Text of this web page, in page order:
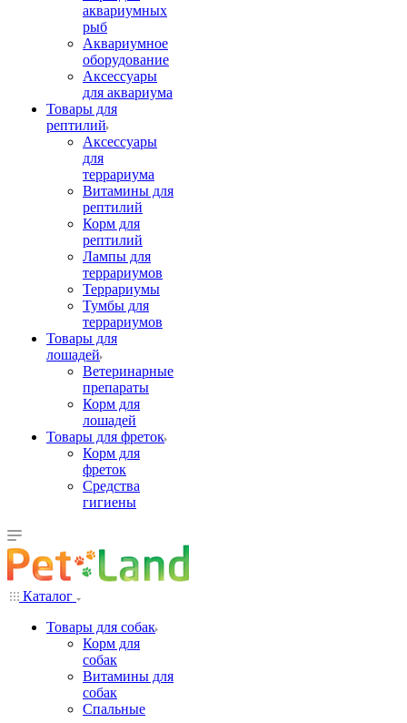
аквариумных
рыб
Аквариумное
оборудование
Аксессуары
для аквариума
Товары для
рептилий
Аксессуары
для
террариума
Витамины для
рептилий
Корм для
рептилий
Лампы для
террариумов
Террариумы
Тумбы для
террариумов
Товары для
лошадей
Ветеринарные
препараты
Корм для
лошадей
Товары для фреток
Корм для
фреток
Средства
гигиены
Каталог
Товары для собак
Корм для
собак
Витамины для
собак
Спальные